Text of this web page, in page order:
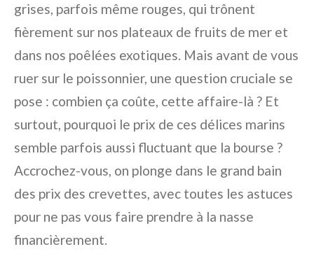
grises, parfois même rouges, qui trônent
fièrement sur nos plateaux de fruits de mer et
dans nos poêlées exotiques. Mais avant de vous
ruer sur le poissonnier, une question cruciale se
pose : combien ça coûte, cette affaire-là ? Et
surtout, pourquoi le prix de ces délices marins
semble parfois aussi fluctuant que la bourse ?
Accrochez-vous, on plonge dans le grand bain
des prix des crevettes, avec toutes les astuces
pour ne pas vous faire prendre à la nasse
financièrement.